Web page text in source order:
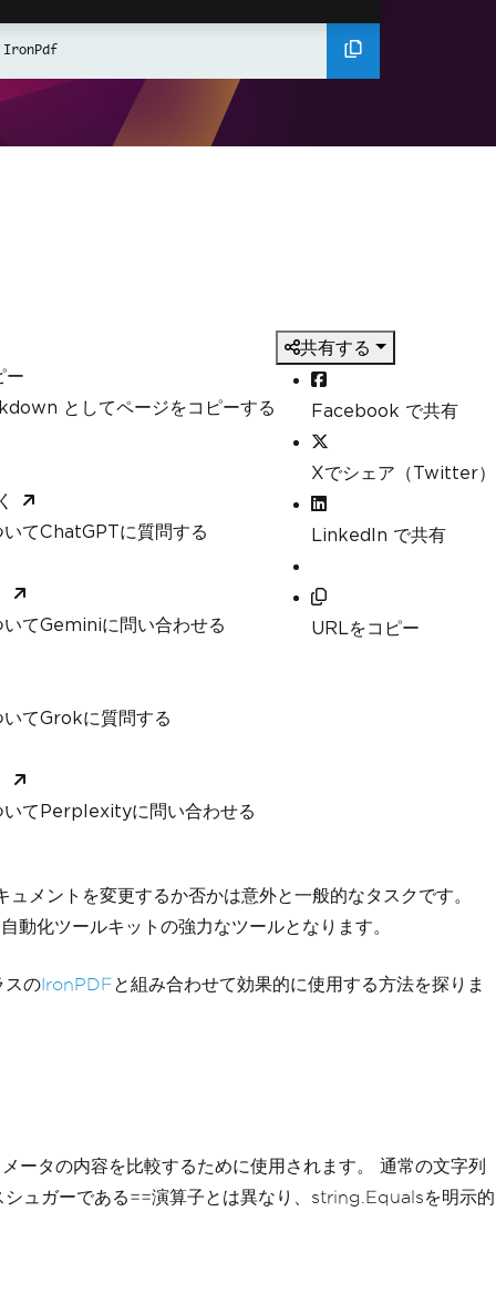
ー
としてページをコピーする
いてChatGPTに質問する
いてGeminiに問い合わせる
いてGrokに質問する
いてPerplexityに問い合わせる
共有する
Facebook で共有
Xでシェア（Twitter）
LinkedIn で共有
URLをコピー
メントを変更するか否かは意外と一般的なタスクです。
化ツールキットの強力なツールとなります。
スのIronPDFと組み合わせて効果的に使用する方法を探りま
タの内容を比較するために使用されます。 通常の文字列
ュガーである==演算子とは異なり、string.Equalsを明示的